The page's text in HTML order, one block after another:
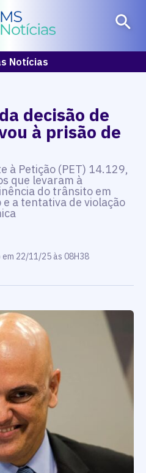
Notícias
decisão de
à prisão de
à Petição (PET) 14.129,
que levaram à
do trânsito em
a tentativa de violação
22/11/25 às 08H38